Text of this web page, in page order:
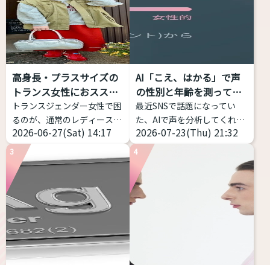
高身長・プラスサイズの
トランス女性におススメ
す...
トランスジェンダー女性で困
るのが、通常のレディースブ
ランドだと丈が短い、大きな
サイズがなくて困っているこ
とだと思います。 そこで、高
身長・プラスサイズのトラン
スジェンダー女性におススメ
できるファッションブランド
を私のコメントつきで７つほ
ど紹介致します。 ぜひ参考に
してみてください
高身
長・プラスサイズのトランス
2026-06-27(Sat) 14:17
AI「こえ、はかる」で声
の性別と年齢を測ってみ
た...
最近SNSで話題になってい
た、AIで声を分析してくれる
サイトを試してみました！ 声
の高さだけじゃなく、「響
き」や「共鳴」なども分析し
てくれるアプリです。 こちら
からどうぞ https://voice-
impression-
2026-07-23(Thu) 21:32
3 4